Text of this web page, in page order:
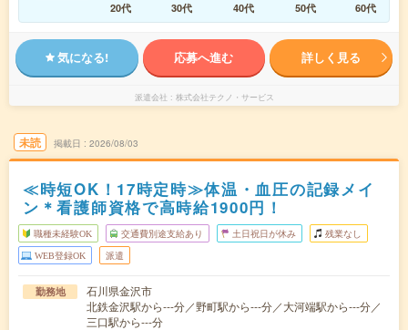
20代
30代 40代 50代 60代
気になる! 応募へ進む 詳しく見る
派遣会社 株式会社テクノ・サービス
未読 掲載日 2026/08/03
≪時短OK！17時定時≫体温・血圧の記録メイ
ン＊看護師資格で高時給1900円！
職種未経験OK 交通費別途支給あり 土日祝日が休み 残業なし
WEB登録OK 派遣
勤務地
石川県金沢市
北鉄金沢駅から---分／野町駅から---分／大河端駅から---分／
三口駅から---分